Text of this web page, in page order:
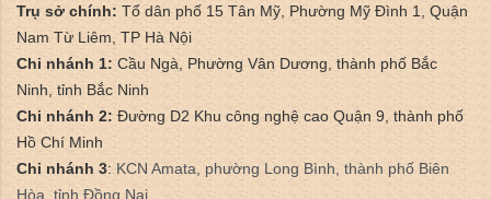
Trụ sở chính: Tổ dân phố 15 Tân Mỹ, Phường Mỹ Đình 1, Quận
Nam Từ Liêm, TP Hà Nội
Chi nhánh 1: Cầu Ngà, Phường Vân Dương, thành phố Bắc
Ninh, tỉnh Bắc Ninh
Chi nhánh 2: Đường D2 Khu công nghệ cao Quận 9, thành phố
Hồ Chí Minh
Chi nhánh 3: ​KCN Amata, phường Long Bình, thành phố Biên
Hòa, tỉnh Đồng Nai.